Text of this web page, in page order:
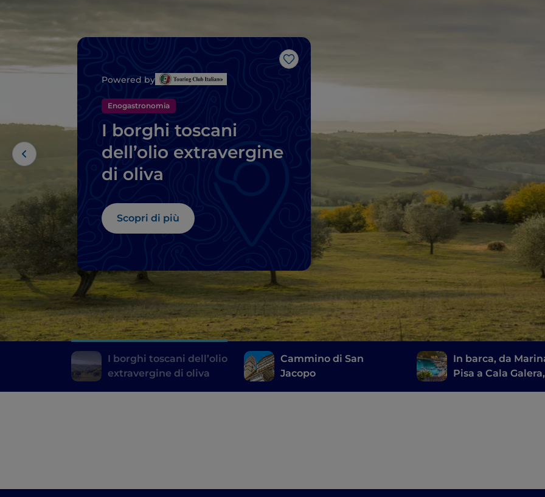
Like
Powered by
Enogastronomia
I borghi toscani
dell’olio extravergine
di oliva
Scopri di più
I borghi toscani dell’olio
extravergine di oliva
Cammino di San
Jacopo
In barca, da
Pisa a Cala Galera,